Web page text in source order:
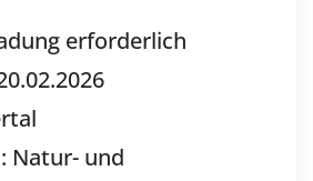
erforderlich
Natur- und